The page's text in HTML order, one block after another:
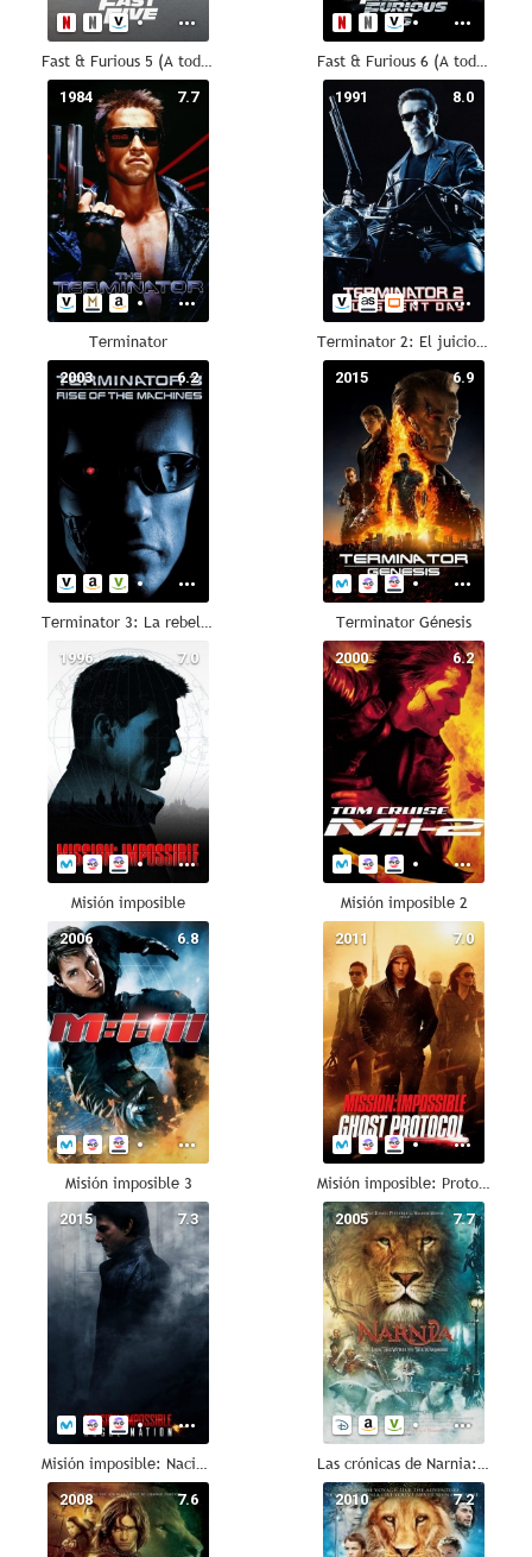
Fast & Furious 5 (A todo gas 5) Fast & Furious 6 (A todo gas 6)
7.7
1984
Terminator
8.0
1991
Terminator 2: El juicio final
6.2
2003
Terminator 3: La rebelión de las máquinas
6.9
2015
Terminator Génesis
7.0
1996
Misión imposible
6.2
2000
Misión imposible 2
6.8
2006
Misión imposible 3
7.0
2011
Misión imposible: Protocolo fantasma
7.3
2015
Misión imposible: Nación secreta
7.7
2005
Las crónicas de Narnia: El león, la bruja y el armario
7.6
2008 7.2
2010